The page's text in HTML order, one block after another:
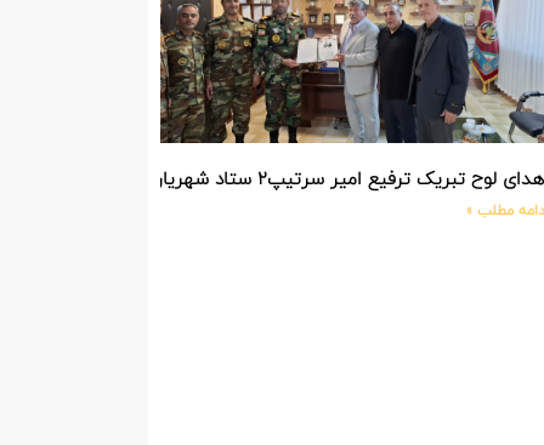
لوح تبریک ترفیع امیر سرتیپ۲ ستاد شهریار پورفضلی فرمانده تیپ ۳۶۴ شهید نصیرزاده نزاجا مستقر در مهاباد
مطلب »